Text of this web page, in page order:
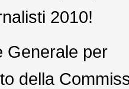
2010!
Generale per
della